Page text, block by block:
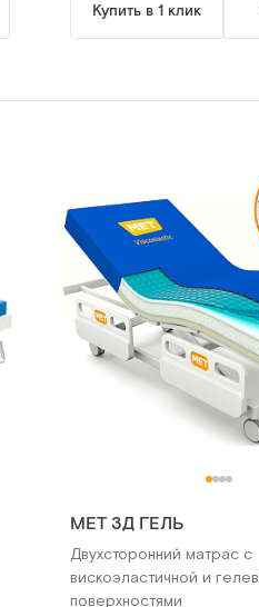
Купить в 1 клик
MET 3Д ГЕЛЬ
Двухсторонний матрас с
вискоэластичной и
поверхностями